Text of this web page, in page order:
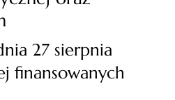
27 sierpnia
finansowanych